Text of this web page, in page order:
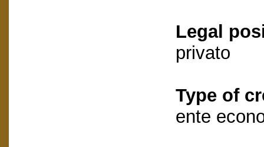
Legal
privato
Type of
ente